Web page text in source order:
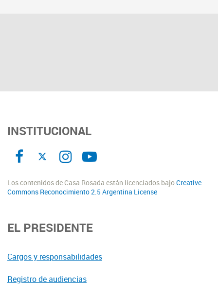
INSTITUCIONAL
Los contenidos de Casa Rosada están licenciados bajoCreative
Commons Reconocimiento 2.5 Argentina License
EL PRESIDENTE
Cargos y responsabilidades
Registro de audiencias